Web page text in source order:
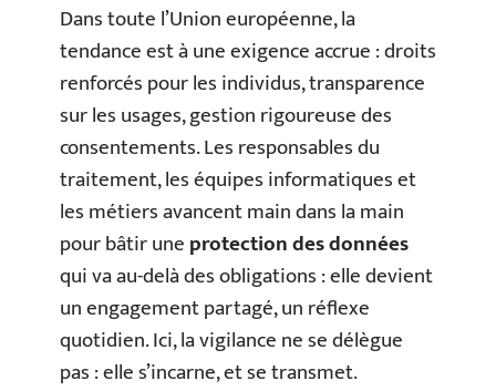
Dans toute l’Union européenne, la
tendance est à une exigence accrue : droits
renforcés pour les individus, transparence
sur les usages, gestion rigoureuse des
consentements. Les responsables du
traitement, les équipes informatiques et
les métiers avancent main dans la main
pour bâtir uneprotection des données
qui va au-delà des obligations : elle devient
un engagement partagé, un réflexe
quotidien. Ici, la vigilance ne se délègue
pas : elle s’incarne, et se transmet.